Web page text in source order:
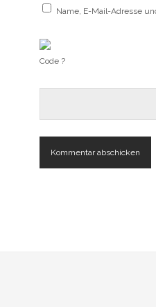
Name, E-Mail-Adresse
Code ?